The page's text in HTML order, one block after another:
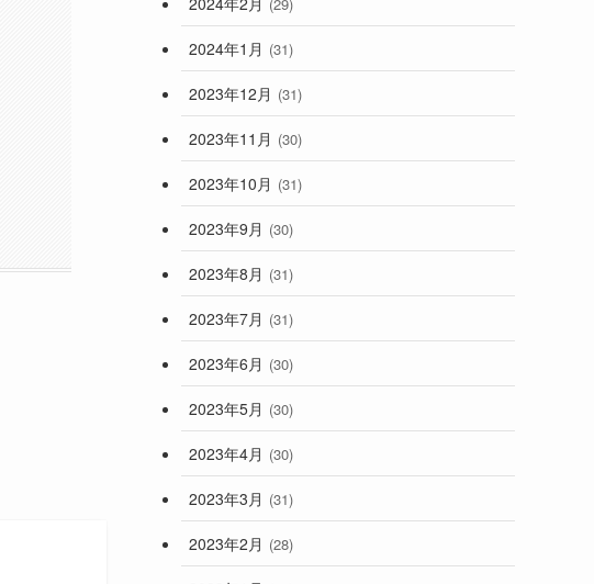
2024年1月 (31)
2023年12月 (31)
2023年11月 (30)
2023年10月 (31)
2023年9月 (30)
2023年8月 (31)
2023年7月 (31)
2023年6月 (30)
2023年5月 (30)
2023年4月 (30)
2023年3月 (31)
2023年2月 (28)